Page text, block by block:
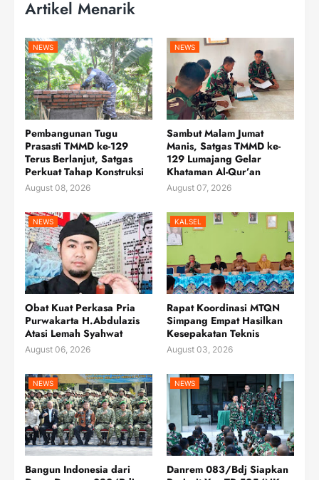
Artikel Menarik
NEWS
Pembangunan Tugu
Prasasti TMMD ke-129
Terus Berlanjut, Satgas
Perkuat Tahap Konstruksi
August 08, 2026
NEWS
Sambut Malam Jumat
Manis, Satgas TMMD ke-
129 Lumajang Gelar
Khataman Al-Qur’an
August 07, 2026
NEWS
Obat Kuat Perkasa Pria
Purwakarta H.Abdulazis
Atasi Lemah Syahwat
August 06, 2026
KALSEL
Rapat Koordinasi MTQN
Simpang Empat Hasilkan
Kesepakatan Teknis
August 03, 2026
NEWS
Bangun Indonesia dari
NEWS
Danrem 083/Bdj Siapkan